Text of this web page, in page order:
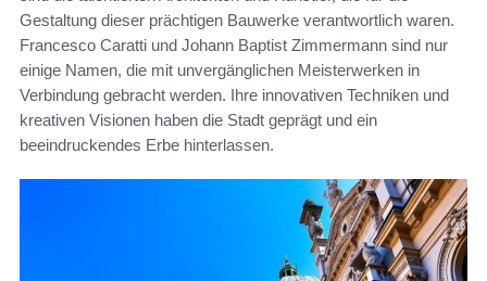
Gestaltung dieser prächtigen Bauwerke verantwortlich waren.
Francesco Caratti und Johann Baptist Zimmermann sind nur
einige Namen, die mit unvergänglichen Meisterwerken in
Verbindung gebracht werden. Ihre innovativen Techniken und
kreativen Visionen haben die Stadt geprägt und ein
beeindruckendes Erbe hinterlassen.